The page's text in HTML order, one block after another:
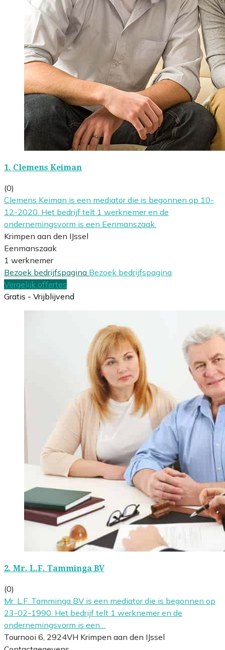
1. Clemens Keiman
(0)
Clemens Keiman is een mediator die is begonnen op 10-
12-2020. Het bedrijf telt 1 werknemer en de
ondernemingsvorm is een Eenmanszaak.
Krimpen aan den IJssel
Eenmanszaak
1 werknemer
Bezoek bedrijfspagina Bezoek bedrijfspagina
Vergelijk offertes
Gratis - Vrijblijvend
2. Mr. L.F. Tamminga BV
(0)
Mr. L.F. Tamminga BV is een mediator die is begonnen op
23-02-1990. Het bedrijf telt 1 werknemer en de
ondernemingsvorm is een…
Tournooi 6, 2924VH Krimpen aan den IJssel